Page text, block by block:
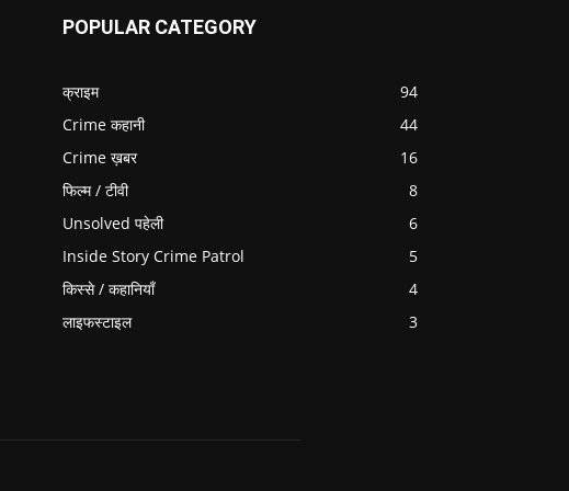
POPULAR CATEGORY
क्राइम
94
Crime कहानी
44
Crime ख़बर
16
फिल्म / टीवी
8
Unsolved पहेली
6
Inside Story Crime Patrol
5
किस्से / कहानियाँ
4
लाइफस्टाइल
3